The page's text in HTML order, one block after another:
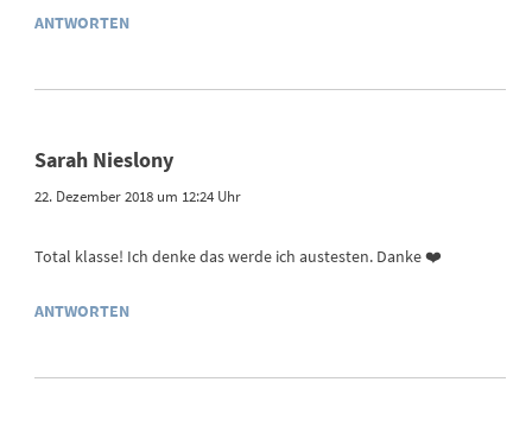
ANTWORTEN
Sarah Nieslony
22. Dezember 2018 um 12:24 Uhr
Total klasse! Ich denke das werde ich austesten. Danke ❤️
ANTWORTEN